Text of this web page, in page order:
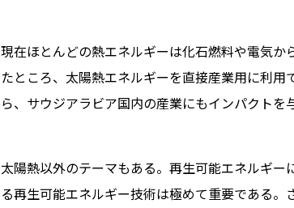
現在ほとんどの熱エネルギーは化石燃料や電気か
たところ、太陽熱エネルギーを直接産業用に利
ら、サウジアラビア国内の産業にもインパクトを
太陽熱以外のテーマもある。再生可能エネルギ
る再生可能エネルギー技術は極めて重要である